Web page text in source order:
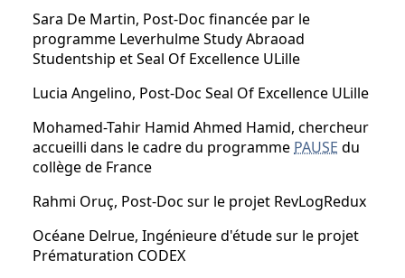
Sara De Martin, Post-Doc financée par le
programme Leverhulme Study Abraoad
Studentship et Seal Of Excellence ULille
Lucia Angelino, Post-Doc Seal Of Excellence ULille
Mohamed-Tahir Hamid Ahmed Hamid, chercheur
accueilli dans le cadre du programme PAUSE du
collège de France
Rahmi Oruç, Post-Doc sur le projet RevLogRedux
Océane Delrue, Ingénieure d'étude sur le projet
Prématuration CODEX